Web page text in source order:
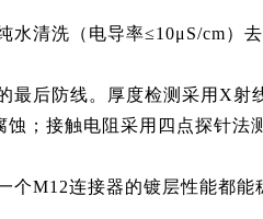
水清洗（电导率≤10μS/cm
最后防线。厚度检测采用X
蚀；接触电阻采用四点探针
个M12连接器的镀层性能都